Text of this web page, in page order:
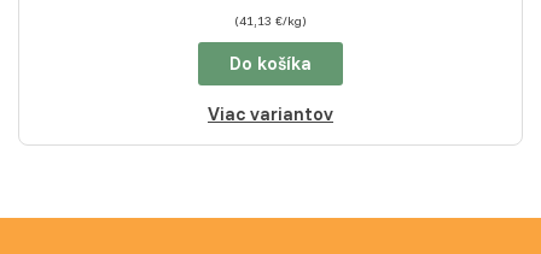
(41,13 €/kg)
Do košíka
Viac variantov